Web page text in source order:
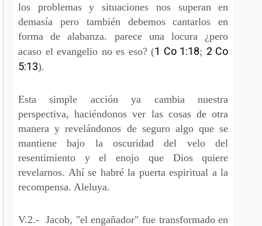
los problemas y situaciones nos superan en
demasía pero también debemos cantarlos en
forma de alabanza. parece una locura ¿pero
acaso el evangelio no es eso? (1 Co 1:18; 2 Co
5:13).
Esta simple acción ya cambia nuestra
perspectiva, haciéndonos ver las cosas de otra
manera y revelándonos de seguro algo que se
mantiene bajo la oscuridad del velo del
resentimiento y el enojo que Dios quiere
revelarnos. Ahí se habré la puerta espiritual a la
recompensa. Aleluya.
V.2.- Jacob, "el engañador" fue transformado en